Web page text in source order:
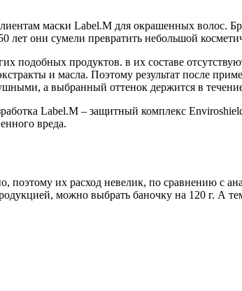
маски Label.M для окрашенных волос.
лет они сумели превратить небольшой
подобных продуктов. в их составе
и масла. Поэтому результат после
а выбранный оттенок держится в течение
Label.M – защитный комплекс
вреда.
поэтому их расход невелик, по сравнению с
можно выбрать баночку на 120 г. А